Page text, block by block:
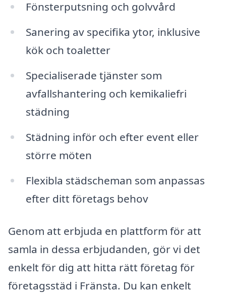
Fönsterputsning och golvvård
Sanering av specifika ytor, inklusive
kök och toaletter
Specialiserade tjänster som
avfallshantering och kemikaliefri
städning
Städning inför och efter event eller
större möten
Flexibla städscheman som anpassas
efter ditt företags behov
Genom att erbjuda en plattform för att
samla in dessa erbjudanden, gör vi det
enkelt för dig att hitta rätt företag för
företagsstäd i Fränsta. Du kan enkelt